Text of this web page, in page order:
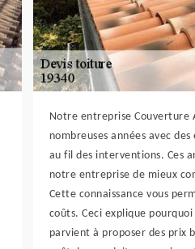
Notre entreprise Couverture
nombreuses années avec
au fil des interventions. Ces
notre entreprise de mieux
Cette connaissance vous
coûts. Ceci explique
parvient à proposer des prix